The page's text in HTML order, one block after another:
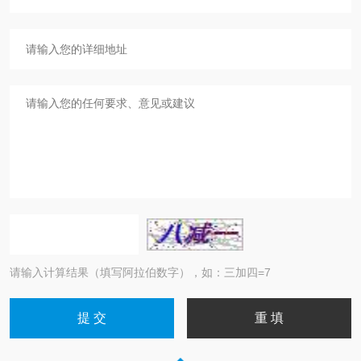
请输入计算结果（填写阿拉伯数字），如：三加四=7